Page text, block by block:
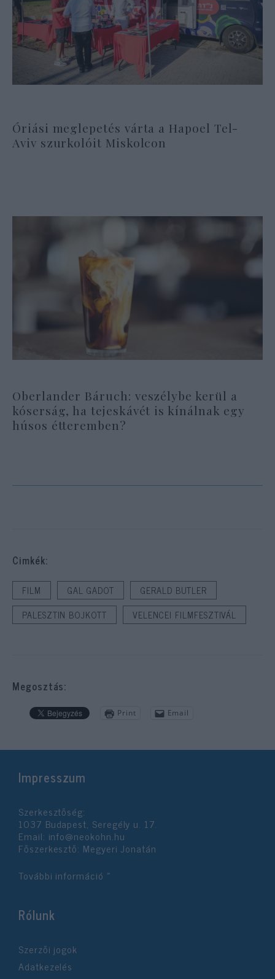
Óriási meglepetés várta a Hapoel Tel-
Aviv szurkolóit Miskolcon
Oberlander Báruch: veszélybe kerül a
kóserság, ha tejeskávét is kínálnak egy
húsos étteremben?
Cimkék:
FILM GAL GADOT
GERALD BUTLER
PALESZTIN BOJKOTT
VELENCEI FILMFESZTIVÁL
Megosztás:
Print Email
Impresszum
Szerkesztőség:
1037 Budapest, Seregély u. 17.
Email: info@neokohn.hu
Főszerkesztő: Megyeri Jonatán
További információ »
Rólunk
Szerzői jogok
Adatkezelés